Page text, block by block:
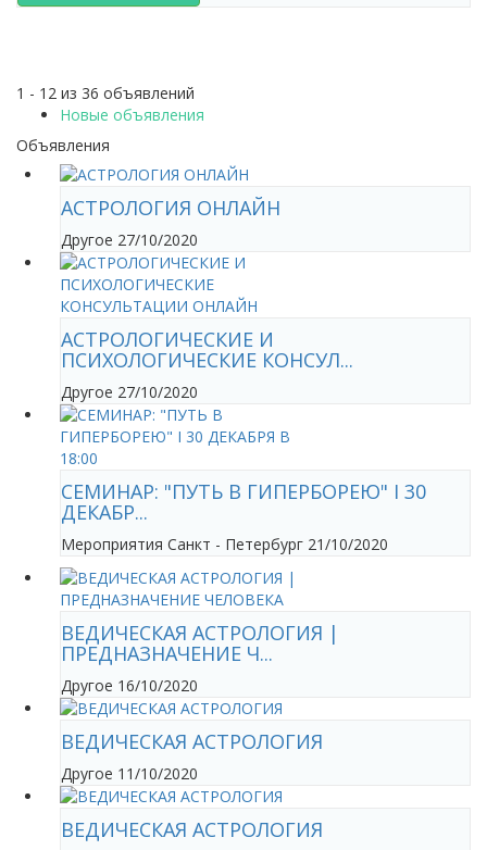
1 - 12 из 36 объявлений
Новые объявления
Объявления
АСТРОЛОГИЯ ОНЛАЙН
Другое 27/10/2020
АСТРОЛОГИЧЕСКИЕ И
ПСИХОЛОГИЧЕСКИЕ КОНСУЛ...
Другое 27/10/2020
CЕМИНАР: "ПУТЬ В ГИПЕРБОРЕЮ" I 30
ДЕКАБР...
Мероприятия Санкт - Петербург 21/10/2020
ВЕДИЧЕСКАЯ АСТРОЛОГИЯ |
ПРЕДНАЗНАЧЕНИЕ Ч...
Другое 16/10/2020
ВЕДИЧЕСКАЯ АСТРОЛОГИЯ
Другое 11/10/2020
ВЕДИЧЕСКАЯ АСТРОЛОГИЯ